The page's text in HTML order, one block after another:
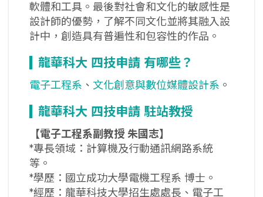
軟體和工具。最後對社會和文化的敏感性是
設計師的優勢，了解不同文化並將其融入設
計中，創造具有普遍性和包容性的作品。
龍華科大 四技申請 有哪些？
電子工程系 、 文化創意與數位媒體設計系 。
龍華科大 四技申請 駐站教授
【電子工程系副教授 朱國志】
*專長領域：計算機及行動通訊網路系統
等。
*學歷：國立成功大學電機工程系 博士。
*經歷：龍華科技大學招生處處長、電子工